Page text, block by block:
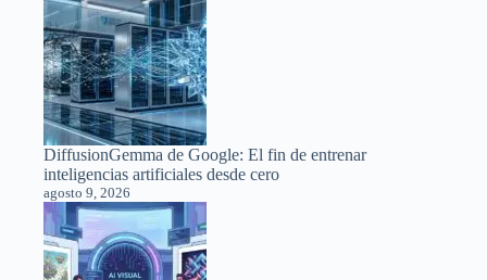
DiffusionGemma de Google: El fin de entrenar
inteligencias artificiales desde cero
agosto 9, 2026